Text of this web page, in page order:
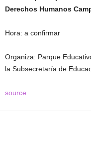
Derechos Humanos
Hora: a confirmar
Organiza: Parque
la Subsecretaría de
source